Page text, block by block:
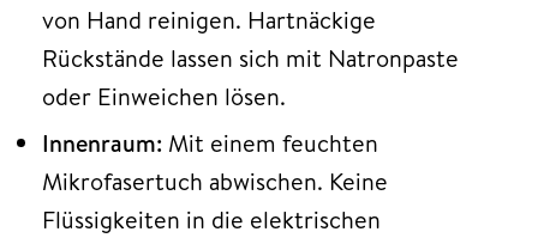
von Hand reinigen. Hartnäckige
Rückstände lassen sich mit Natronpaste
oder Einweichen lösen.
Innenraum: Mit einem feuchten
Mikrofasertuch abwischen. Keine
Flüssigkeiten in die elektrischen